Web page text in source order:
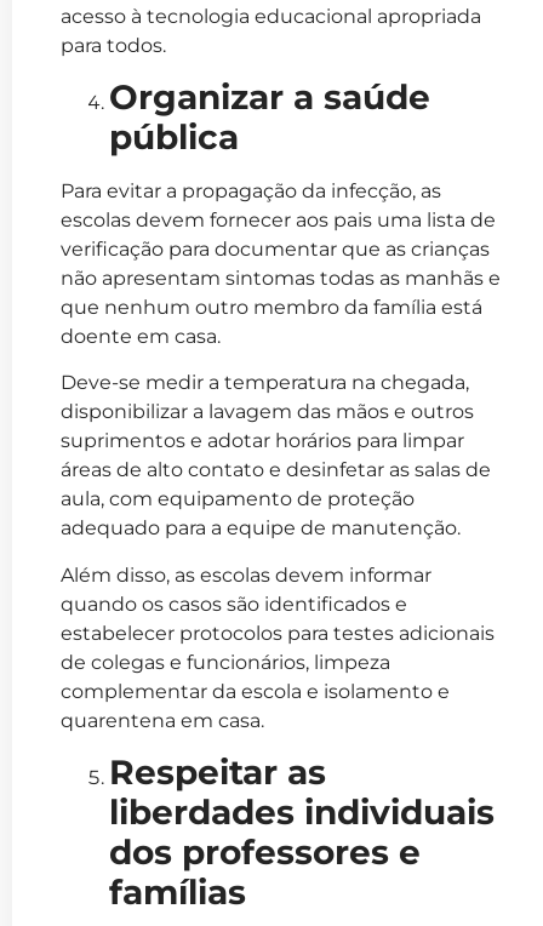
acesso à tecnologia educacional apropriada
para todos.
Organizar a saúde
pública
Para evitar a propagação da infecção, as
escolas devem fornecer aos pais uma lista de
verificação para documentar que as crianças
não apresentam sintomas todas as manhãs e
que nenhum outro membro da família está
doente em casa.
Deve-se medir a temperatura na chegada,
disponibilizar a lavagem das mãos e outros
suprimentos e adotar horários para limpar
áreas de alto contato e desinfetar as salas de
aula, com equipamento de proteção
adequado para a equipe de manutenção.
Além disso, as escolas devem informar
quando os casos são identificados e
estabelecer protocolos para testes adicionais
de colegas e funcionários, limpeza
complementar da escola e isolamento e
quarentena em casa.
Respeitar as
liberdades individuais
dos professores e
famílias